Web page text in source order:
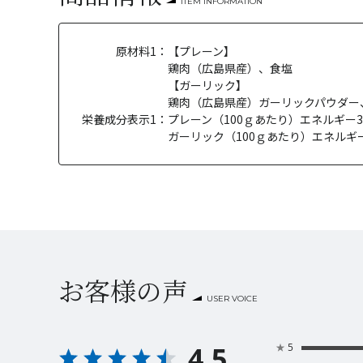
原材料1：
【プレーン】
鶏肉（広島県産）、食塩
【ガーリック】
鶏肉（広島県産）ガーリックパウダ
栄養成分表示1： プレーン（100ｇあたり）エネルギ
ガーリック（100ｇあたり）エネル
お客様の声 USER VOICE
★ 5